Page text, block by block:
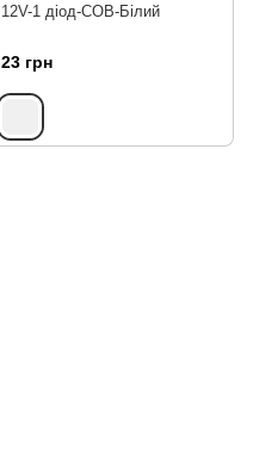
12V-1 діод-COB-Білий
23 грн